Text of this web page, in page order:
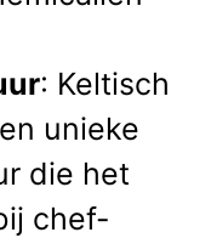
: Keltisch
unieke
die het
chef-